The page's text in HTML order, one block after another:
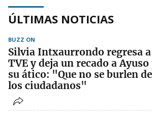
ÚLTIMAS NOTICIAS
BUZZ ON
Silvia Intxaurrondo regresa a
TVE y deja un recado a
su ático: "Que no se burlen de
los ciudadanos"